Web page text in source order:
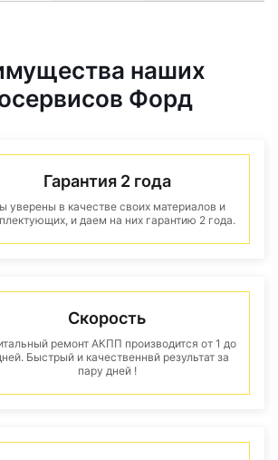
наших
Форд
Гарантия 2 года
уверены в качестве своих материалов и
и даем на них гарантию 2 года.
Скорость
ремонт АКПП производится от 1 до
Быстрый и качественнвй результат за
пару дней !